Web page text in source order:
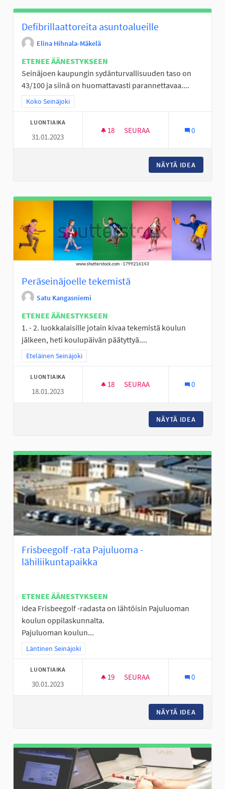
Defibrillaattoreita asuntoalueille
Elina Hihnala-Mäkelä
ETENEE ÄÄNESTYKSEEN
Seinäjoen kaupungin sydänturvallisuuden taso on
43/100 ja siinä on huomattavasti parannettavaa....
Rajaa tulokset teeman mukaan: Koko Seinäjoki
Koko Seinäjoki
LUONTIAIKA
31.01.2023
18 18 SEURAAJAA
SEURAA 0
NÄYTÄ IDEA
Peräseinäjoelle tekemistä
Satu Kangasniemi
ETENEE ÄÄNESTYKSEEN
1. - 2. luokkalaisille jotain kivaa tekemistä koulun
jälkeen, heti koulupäivän päätyttyä....
Rajaa tulokset teeman mukaan: Eteläinen Seinäjoki
Eteläinen Seinäjoki
LUONTIAIKA
18.01.2023
18 18 SEURAAJAA
SEURAA 0
NÄYTÄ IDEA
Frisbeegolf -rata Pajuluoma -
lähiliikuntapaikka
ETENEE ÄÄNESTYKSEEN
Idea Frisbeegolf -radasta on lähtöisin Pajuluoman
koulun oppilaskunnalta.
Pajuluoman koulun...
Rajaa tulokset teeman mukaan: Läntinen Seinäjoki
Läntinen Seinäjoki
LUONTIAIKA
30.01.2023
19 19 SEURAAJAA
SEURAA 0
NÄYTÄ IDEA